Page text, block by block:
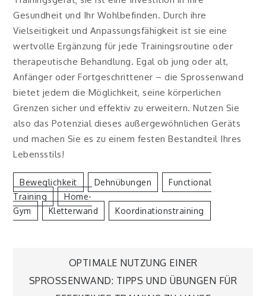
Gesundheit und Ihr Wohlbefinden. Durch ihre
Vielseitigkeit und Anpassungsfähigkeit ist sie eine
wertvolle Ergänzung für jede Trainingsroutine oder
therapeutische Behandlung. Egal ob jung oder alt,
Anfänger oder Fortgeschrittener – die Sprossenwand
bietet jedem die Möglichkeit, seine körperlichen
Grenzen sicher und effektiv zu erweitern. Nutzen Sie
also das Potenzial dieses außergewöhnlichen Geräts
und machen Sie es zu einem festen Bestandteil Ihres
Lebensstils!
Beweglichkeit Dehnübungen
Functional
Training
Home-
Gym
Kletterwand Koordinationstraining
Nawigacja
OPTIMALE NUTZUNG EINER
SPROSSENWAND: TIPPS UND ÜBUNGEN FÜR